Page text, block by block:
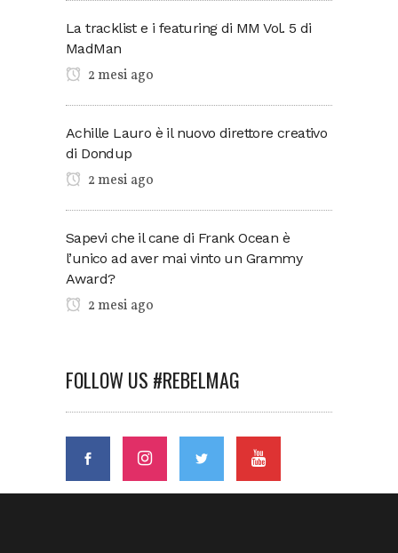
La tracklist e i featuring di MM Vol. 5 di
MadMan
2 mesi ago
Achille Lauro è il nuovo direttore creativo
di Dondup
2 mesi ago
Sapevi che il cane di Frank Ocean è
l’unico ad aver mai vinto un Grammy
Award?
2 mesi ago
FOLLOW US #REBELMAG